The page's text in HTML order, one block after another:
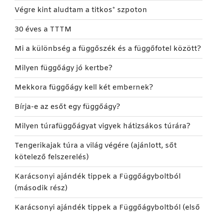
Végre kint aludtam a titkos* szpoton
30 éves a TTTM
Mi a különbség a függőszék és a függőfotel között?
Milyen függőágy jó kertbe?
Mekkora függőágy kell két embernek?
Bírja-e az esőt egy függőágy?
Milyen túrafüggőágyat vigyek hátizsákos túrára?
Tengerikajak túra a világ végére (ajánlott, sőt
kötelező felszerelés)
Karácsonyi ajándék tippek a Függőágyboltból
(második rész)
Karácsonyi ajándék tippek a Függőágyboltból (első